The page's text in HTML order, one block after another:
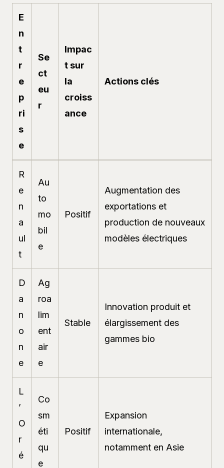
E
n
t
r
e
p
ri
s
e
Se
ct
eu
r
Impac
t sur
la
croiss
ance
Actions clés
R
e
n
a
ul
t
Au
to
mo
bil
e
Positif
Augmentation des
exportations et
production de nouveaux
modèles électriques
D
a
n
o
n
e
Ag
roa
lim
ent
air
e
Stable
Innovation produit et
élargissement des
gammes bio
L
’
O
r
é
Co
sm
éti
qu
e
Positif
Expansion
internationale,
notamment en Asie